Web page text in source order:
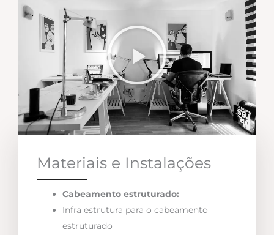
Materiais e Instalações
Cabeamento estruturado:
Infra estrutura para o cabeamento
estruturado